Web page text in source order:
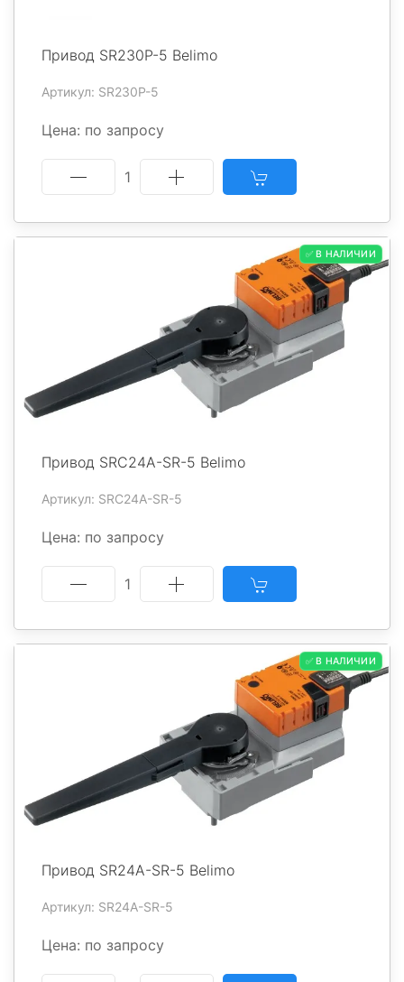
Привод SR230P-5 Belimo
Артикул: SR230P-5
Цена: по запросу
1
✅ В НАЛИЧИИ
Привод SRC24A-SR-5 Belimo
Артикул: SRC24A-SR-5
Цена: по запросу
1
✅ В НАЛИЧИИ
Привод SR24A-SR-5 Belimo
Артикул: SR24A-SR-5
Цена: по запросу